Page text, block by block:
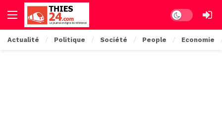
Dark mode
Actualité Politique Société People Economie